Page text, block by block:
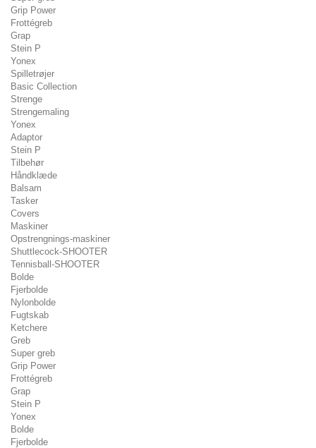
Grip Power
Frottégreb
Grap
Stein P
Yonex
Spilletrøjer
Basic Collection
Strenge
Strengemaling
Yonex
Adaptor
Stein P
Tilbehør
Håndklæde
Balsam
Tasker
Covers
Maskiner
Opstrengnings-maskiner
Shuttlecock-SHOOTER
Tennisball-SHOOTER
Bolde
Fjerbolde
Nylonbolde
Fugtskab
Ketchere
Greb
Super greb
Grip Power
Frottégreb
Grap
Stein P
Yonex
Bolde
Fjerbolde